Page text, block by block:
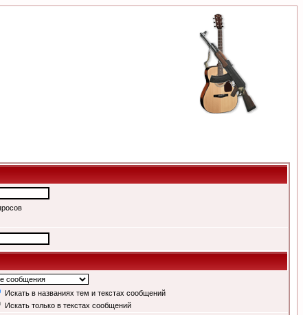
Искать в названиях тем и текстах сообщений
Искать только в текстах сообщений